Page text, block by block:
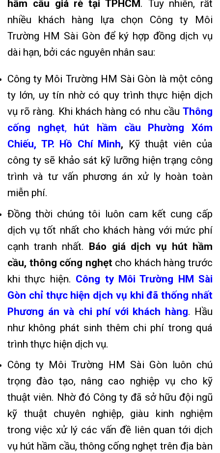
hầm cầu giá rẻ tại TPHCM . Tuy nhiên, rất
nhiều khách hàng lựa chọn Công ty Môi
Trường HM Sài Gòn để ký hợp đồng dịch vụ
dài hạn, bởi các nguyên nhân sau:
Công ty Môi Trường HM Sài Gòn là một công
ty lớn, uy tín nhờ có quy trình thực hiện dịch
vụ rõ ràng. Khi khách hàng có nhu cầu Thông
cống nghẹt,
hút hầm cầu Phường Xóm
Chiếu, TP. Hồ Chí Minh, Kỹ thuật viên của
công ty sẽ khảo sát kỹ lưỡng hiện trạng công
trình và tư vấn phương án xử ly hoàn toàn
miễn phí.
Đồng thời chúng tôi luôn cam kết cung cấp
dịch vụ tốt nhất cho khách hàng với mức phí
cạnh tranh nhất. Báo giá dịch vụ hút hầm
cầu, thông cống nghẹt cho khách hàng trước
khi thực hiện. Công ty Môi Trường HM Sài
Gòn chỉ thực hiện dịch vụ khi đã thống nhất
Phương án và chi phí với khách hàng. Hầu
như không phát sinh thêm chi phí trong quá
trình thực hiện dịch vụ.
Công ty Môi Trường HM Sài Gòn luôn chú
trọng đào tạo, nâng cao nghiệp vụ cho kỹ
thuật viên. Nhờ đó Công ty đã sở hữu đội ngũ
kỹ thuật chuyên nghiệp, giàu kinh nghiệm
trong việc xử lý các vấn đề liên quan tới dịch
vụ hút hầm cầu, thông cống nghẹt trên địa bàn